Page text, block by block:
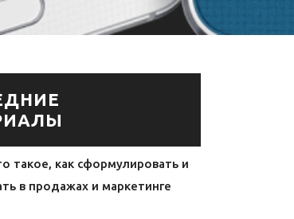
такое, как сформулировать и
в продажах и маркетинге